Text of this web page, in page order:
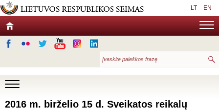
LT EN
2016 m. birželio 15 d. Sveikatos reikalų